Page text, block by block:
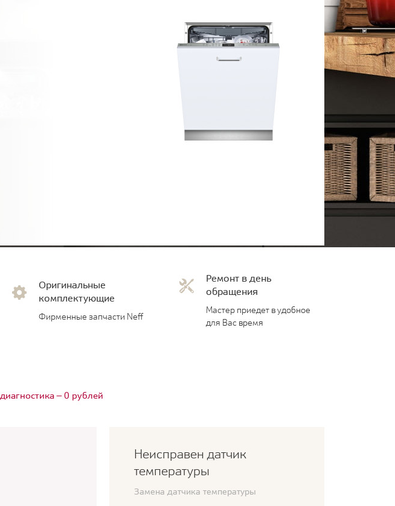
Оригинальные
комплектующие
Фирменные запчасти Neff
Ремонт в день
обращения
Мастер приедет в удобное
для Вас время
— 0 рублей
Неисправен датчик
температуры
Замена датчика температуры